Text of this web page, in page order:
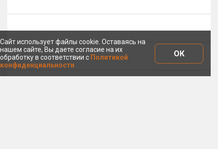
Сайт использует файлы cookie. Оставаясь на
нашем сайте, Вы даете согласие на их
обработку в соответствии с Политикой
конфиденциальности
ОК